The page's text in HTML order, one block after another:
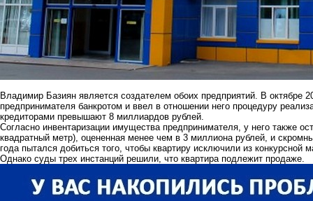
Владимир Базиян является создателем обоих предприятий. В октябре
предпринимателя банкротом и ввел в отношении него процедуру
кредиторами превышают 8 миллиардов рублей.
Согласно инвентаризации имущества предпринимателя, у него также
квадратный метр), оцененная менее чем в 3 миллиона рублей, и
года пытался добиться того, чтобы квартиру исключили из конкурсной
Однако суды трех инстанций решили, что квартира подлежит продаже.